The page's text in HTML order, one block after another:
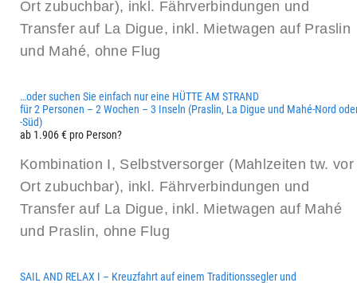
Ort zubuchbar), inkl. Fährverbindungen und
Transfer auf La Digue, inkl. Mietwagen auf Praslin
und Mahé, ohne Flug
…oder suchen Sie einfach nur eine HÜTTE AM STRAND
für 2 Personen – 2 Wochen – 3 Inseln (Praslin, La Digue und Mahé-Nord
-Süd)
ab 1.906 € pro Person?
Kombination I, Selbstversorger (Mahlzeiten tw. vor
Ort zubuchbar), inkl. Fährverbindungen und
Transfer auf La Digue, inkl. Mietwagen auf Mahé
und Praslin, ohne Flug
SAIL AND RELAX I – Kreuzfahrt auf einem Traditionssegler und